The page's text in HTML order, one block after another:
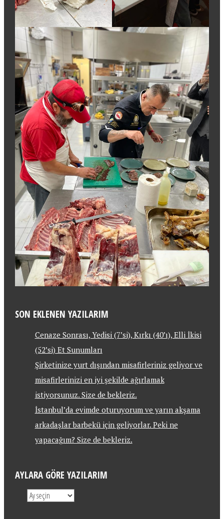
SON EKLENEN YAZILARIM
Cenaze Sonrası, Yedisi (7’si), Kırkı (40’ı), Elli İkisi
(52’si) Et Sunumları
Şirketinize yurt dışından misafirleriniz geliyor ve
misafirlerinizi en iyi şekilde ağırlamak
istiyorsunuz. Size de bekleriz.
İstanbul’da evimde oturuyorum ve yarın akşama
arkadaşlar barbekü için geliyorlar. Peki ne
yapacağım? Size de bekleriz.
AYLARA GÖRE YAZILARIM